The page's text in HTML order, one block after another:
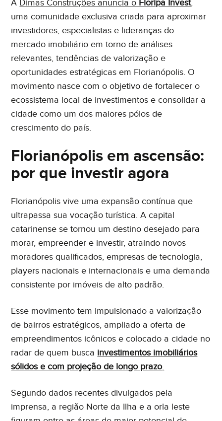
Eu concordo em receber comunicações. Ao informar
meus dados, eu concordo com aPolítica de Privacidade
eTermos de Uso.
A Dimas Construções anuncia o Floripa Invest,
uma comunidade exclusiva criada para aproximar
investidores, especialistas e lideranças do
mercado imobiliário em torno de análises
relevantes, tendências de valorização e
oportunidades estratégicas em Florianópolis. O
movimento nasce com o objetivo de fortalecer o
ecossistema local de investimentos e consolidar a
cidade como um dos maiores pólos de
crescimento do país.
Florianópolis em ascensão:
por que investir agora
Florianópolis vive uma expansão contínua que
ultrapassa sua vocação turística. A capital
catarinense se tornou um destino desejado para
morar, empreender e investir, atraindo novos
moradores qualificados, empresas de tecnologia,
players nacionais e internacionais e uma demanda
consistente por imóveis de alto padrão.
Esse movimento tem impulsionado a valorização
de bairros estratégicos, ampliado a oferta de
empreendimentos icônicos e colocado a cidade no
radar de quem busca investimentos imobiliários
sólidos e com projeção de longo prazo.
Segundo dados recentes divulgados pela
imprensa, a região Norte da Ilha e a orla leste